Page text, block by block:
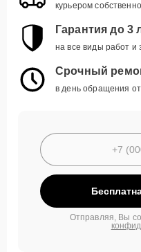
курьером
Гарантия до 3
на все виды работ и
Срочный
в день обращения
Отправляя, Вы